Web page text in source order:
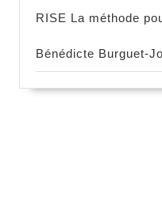
RISE La méthode
Bénédicte Burguet-